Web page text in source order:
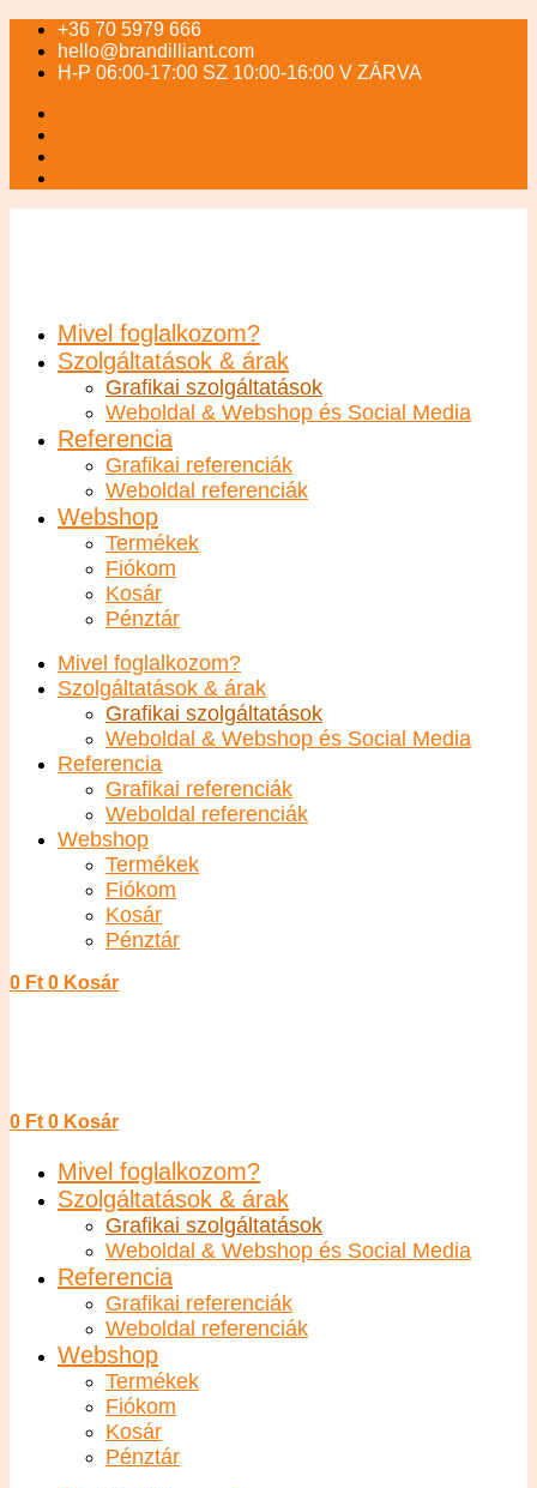
+36 70 5979 666
hello@brandilliant.com
H-P 06:00-17:00 SZ 10:00-16:00 V ZÁRVA
Mivel foglalkozom?
Szolgáltatások & árak
Grafikai szolgáltatások
Weboldal & Webshop és Social Media
Referencia
Grafikai referenciák
Weboldal referenciák
Webshop
Termékek
Fiókom
Kosár
Pénztár
Mivel foglalkozom?
Szolgáltatások & árak
Grafikai szolgáltatások
Weboldal & Webshop és Social Media
Referencia
Grafikai referenciák
Weboldal referenciák
Webshop
Termékek
Fiókom
Kosár
Pénztár
0 Ft 0 Kosár
0 Ft 0 Kosár
Mivel foglalkozom?
Szolgáltatások & árak
Grafikai szolgáltatások
Weboldal & Webshop és Social Media
Referencia
Grafikai referenciák
Weboldal referenciák
Webshop
Termékek
Fiókom
Kosár
Pénztár